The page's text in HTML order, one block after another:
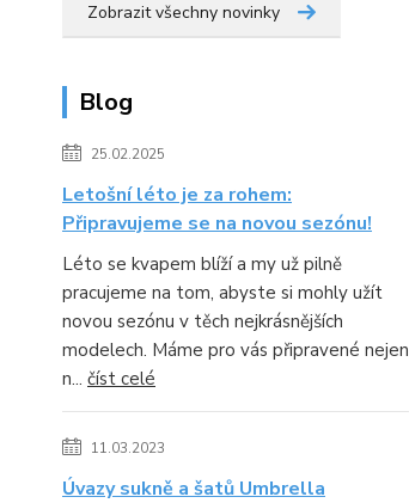
Zobrazit všechny novinky
Blog
25.02.2025
Letošní léto je za rohem:
Připravujeme se na novou sezónu!
Léto se kvapem blíží a my už pilně
pracujeme na tom, abyste si mohly užít
novou sezónu v těch nejkrásnějších
modelech. Máme pro vás připravené nejen
n... číst celé
11.03.2023
Úvazy sukně a šatů Umbrella